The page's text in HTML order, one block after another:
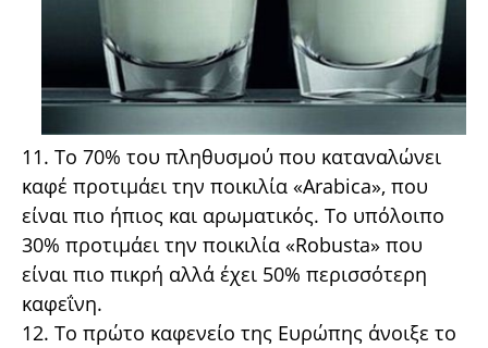
11. Το 70% του πληθυσμού που καταναλώνει
καφέ προτιμάει την ποικιλία «Arabica», που
είναι πιο ήπιος και αρωματικός. Το υπόλοιπο
30% προτιμάει την ποικιλία «Robusta» που
είναι πιο πικρή αλλά έχει 50% περισσότερη
καφεΐνη.
12. Το πρώτο καφενείο της Ευρώπης άνοιξε το